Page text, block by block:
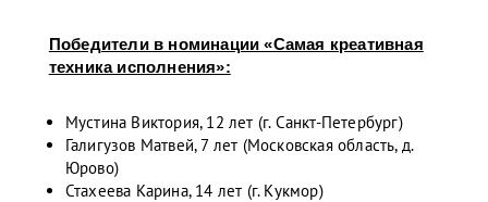
Победители в номинации «Самая креативная
техника исполнения»:
Мустина Виктория, 12 лет (г. Санкт-Петербург)
Галигузов Матвей, 7 лет (Московская область, д.
Юрово)
Стахеева Карина, 14 лет (г. Кукмор)